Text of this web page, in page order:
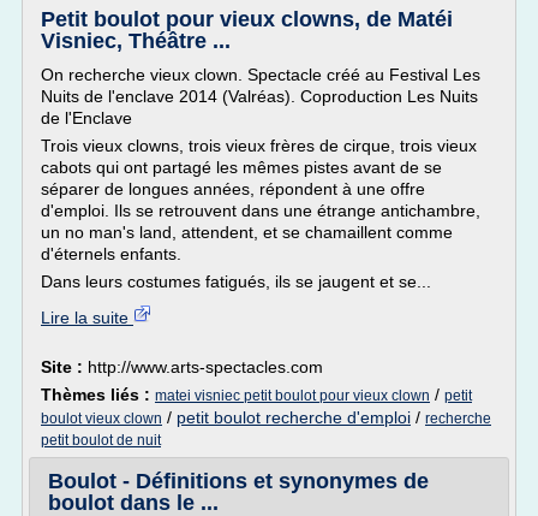
Petit boulot pour vieux clowns, de Matéi
Visniec, Théâtre ...
On recherche vieux clown. Spectacle créé au Festival Les
Nuits de l'enclave 2014 (Valréas). Coproduction Les Nuits
de l'Enclave
Trois vieux clowns, trois vieux frères de cirque, trois vieux
cabots qui ont partagé les mêmes pistes avant de se
séparer de longues années, répondent à une offre
d'emploi. Ils se retrouvent dans une étrange antichambre,
un no man's land, attendent, et se chamaillent comme
d'éternels enfants.
Dans leurs costumes fatigués, ils se jaugent et se...
Lire la suite
Site : http://www.arts-spectacles.com
Thèmes liés : matei visniec petit boulot pour vieux clown / petit
boulot vieux clown / petit boulot recherche d'emploi / recherche
petit boulot de nuit
Boulot - Définitions et synonymes de
boulot dans le ...